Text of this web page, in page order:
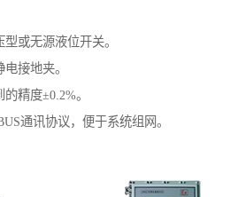
或无源液位开关。
接地夹。
精度±0.2%。
通讯协议，便于系统组网。